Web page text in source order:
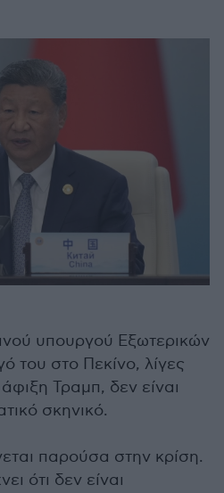
υπουργού Εξωτερικών
του στο Πεκίνο, λίγες
Τραμπ, δεν είναι
σκηνικό.
παρούσα στην κρίση.
ότι δεν είναι